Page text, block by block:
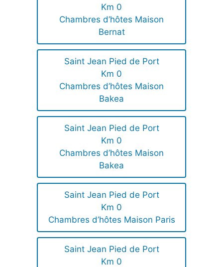
Km 0
Chambres d’hôtes Maison
Bernat
Saint Jean Pied de Port
Km 0
Chambres d’hôtes Maison
Bakea
Saint Jean Pied de Port
Km 0
Chambres d’hôtes Maison
Bakea
Saint Jean Pied de Port
Km 0
Chambres d’hôtes Maison Paris
Saint Jean Pied de Port
Km 0